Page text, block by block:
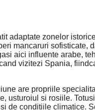
adaptate zonelor
mancaruri sofisticate,
aici influente arabe,
vizitezi Spania,
are propriile
usturoiul si rosiile.
de conditiile climatice.